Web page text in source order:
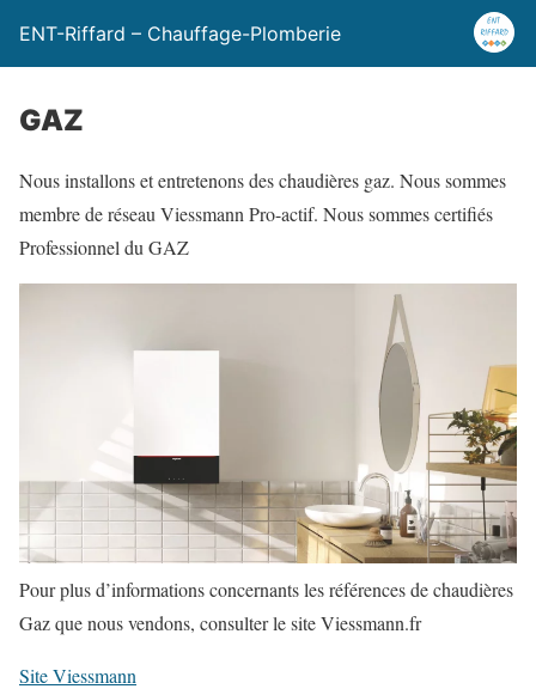
ENT-Riffard – Chauffage-Plomberie
GAZ
Nous installons et entretenons des chaudières gaz. Nous sommes
membre de réseau Viessmann Pro-actif. Nous sommes certifiés
Professionnel du GAZ
Pour plus d’informations concernants les références de chaudières
Gaz que nous vendons, consulter le site Viessmann.fr
Site Viessmann